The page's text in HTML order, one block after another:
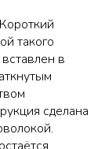
такого
в
сделана